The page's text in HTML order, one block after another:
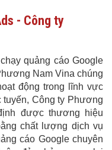
- Công ty
quảng cáo Google
Nam Vina chúng
động trong lĩnh vực
tuyến, Công ty Phương
được thương hiệu
chất lượng dịch vụ
cáo Google chuyên